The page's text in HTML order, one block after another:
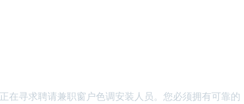
在寻求聘请兼职窗户色调安装人员。您必须拥有可靠的